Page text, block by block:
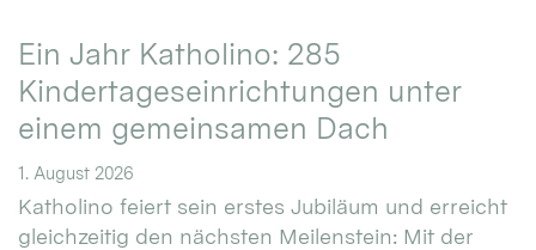
Ein Jahr Katholino: 285
Kindertageseinrichtungen unter
einem gemeinsamen Dach
1. August 2026
Katholino feiert sein erstes Jubiläum und erreicht
gleichzeitig den nächsten Meilenstein: Mit der